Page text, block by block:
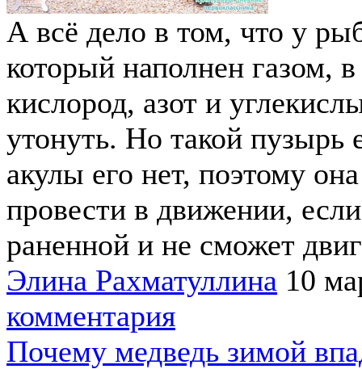
А всё дело в том, что у
который наполнен газом, в
кислород, азот и
утонуть. Но такой пузырь
акулы его нет, поэтому
провести в движении,
раненной и не сможет
Элина Рахматуллина 10
комментария
Почему медведь зимой